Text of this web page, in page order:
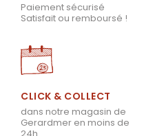
Paiement sécurisé
Satisfait ou remboursé !
CLICK & COLLECT
dans notre magasin de
Gerardmer en moins de